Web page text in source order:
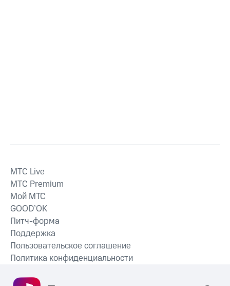
MTС Live
MTС Premium
Мой МТС
GOOD’OK
Питч-форма
Поддержка
Пользовательское соглашение
Политика конфиденциальности